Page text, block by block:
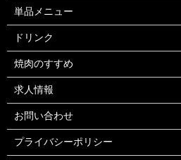
単品メニュー
ドリンク
焼肉のすすめ
求人情報
お問い合わせ
プライバシーポリシー